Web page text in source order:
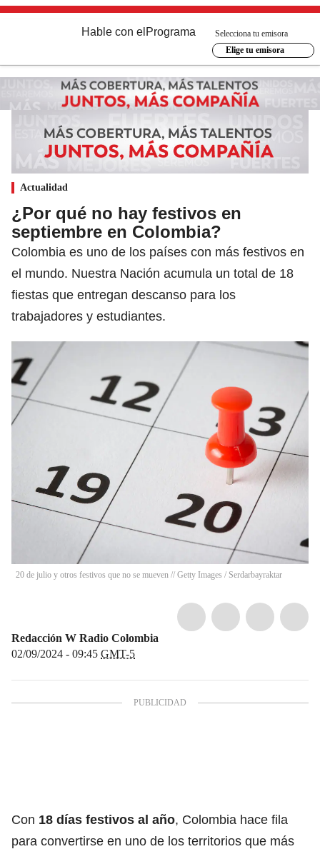
Hable con el Programa
Selecciona tu emisora
Elige tu emisora
Actualidad
¿Por qué no hay festivos en
septiembre en Colombia?
Colombia es uno de los países con más festivos en
el mundo. Nuestra Nación acumula un total de 18
fiestas que entregan descanso para los
trabajadores y estudiantes.
20 de julio y otros festivos que no se mueven // Getty Images / Serdarbayraktar
Redacción W Radio Colombia
02/09/2024 - 09:45 GMT-5
Con 18 días festivos al año, Colombia hace fila
para convertirse en uno de los territorios que más